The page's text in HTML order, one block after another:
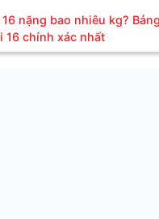
nặng bao nhiêu kg?
16 chính xác nhất